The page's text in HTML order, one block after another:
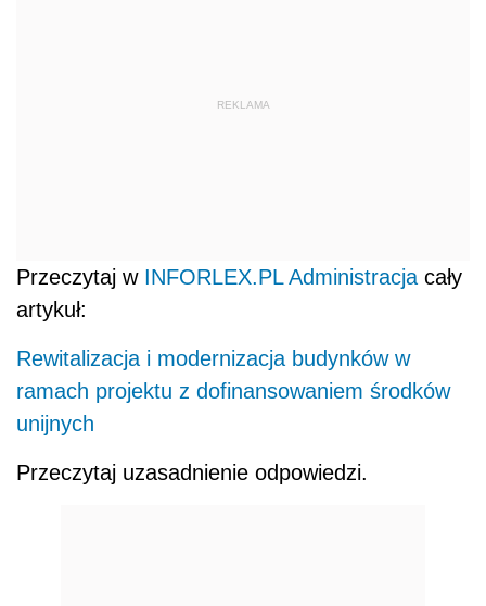
REKLAMA
Przeczytaj w INFORLEX.PL Administracja cały
artykuł:
Rewitalizacja i modernizacja budynków w
ramach projektu z dofinansowaniem środków
unijnych
Przeczytaj uzasadnienie odpowiedzi.